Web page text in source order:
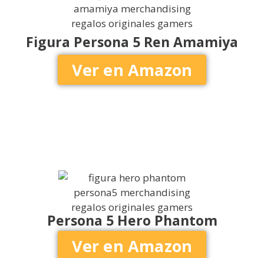
Figura Persona 5 Ren Amamiya
Ver en Amazon
Persona 5 Hero Phantom
Ver en Amazon